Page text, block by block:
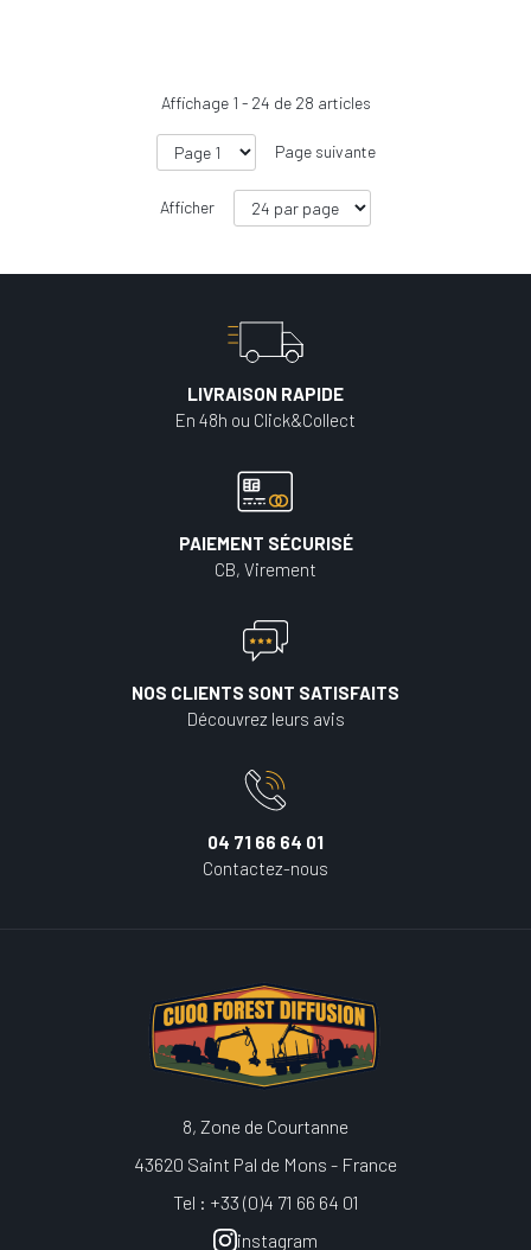
Affichage 1 - 24 de 28 articles
Page suivante
Afficher
LIVRAISON RAPIDE
En 48h ou Click&Collect
PAIEMENT SÉCURISÉ
CB, Virement
NOS CLIENTS SONT SATISFAITS
Découvrez leurs avis
04 71 66 64 01
Contactez-nous
8, Zone de Courtanne
43620 Saint Pal de Mons - France
Tel : +33 (0)4 71 66 64 01
instagram